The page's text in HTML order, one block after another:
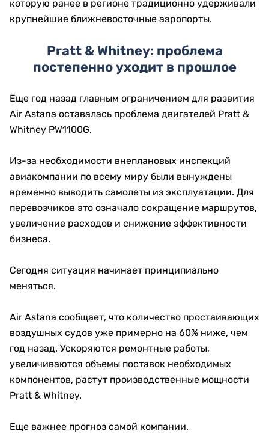
которую ранее в регионе традиционно удерживали
крупнейшие ближневосточные аэропорты.
Pratt & Whitney: проблема
постепенно уходит в прошлое
Еще год назад главным ограничением для развития
Air Astana оставалась проблема двигателей Pratt &
Whitney PW1100G.
Из-за необходимости внеплановых инспекций
авиакомпании по всему миру были вынуждены
временно выводить самолеты из эксплуатации. Для
перевозчиков это означало сокращение маршрутов,
увеличение расходов и снижение эффективности
бизнеса.
Сегодня ситуация начинает принципиально
меняться.
Air Astana сообщает, что количество простаивающих
воздушных судов уже примерно на 60% ниже, чем
год назад. Ускоряются ремонтные работы,
увеличиваются объемы поставок необходимых
компонентов, растут производственные мощности
Pratt & Whitney.
Еще важнее прогноз самой компании.